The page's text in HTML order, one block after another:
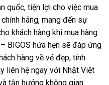
quốc, tiện lợi cho việc mua
hãng, mang đến sự
khách hàng khi mua hàng.
BIGOS hứa hẹn sẽ đáp ứng
hàng về vẻ đẹp, tính
liên hệ ngay với Nhật Việt
tận hưởng không gian